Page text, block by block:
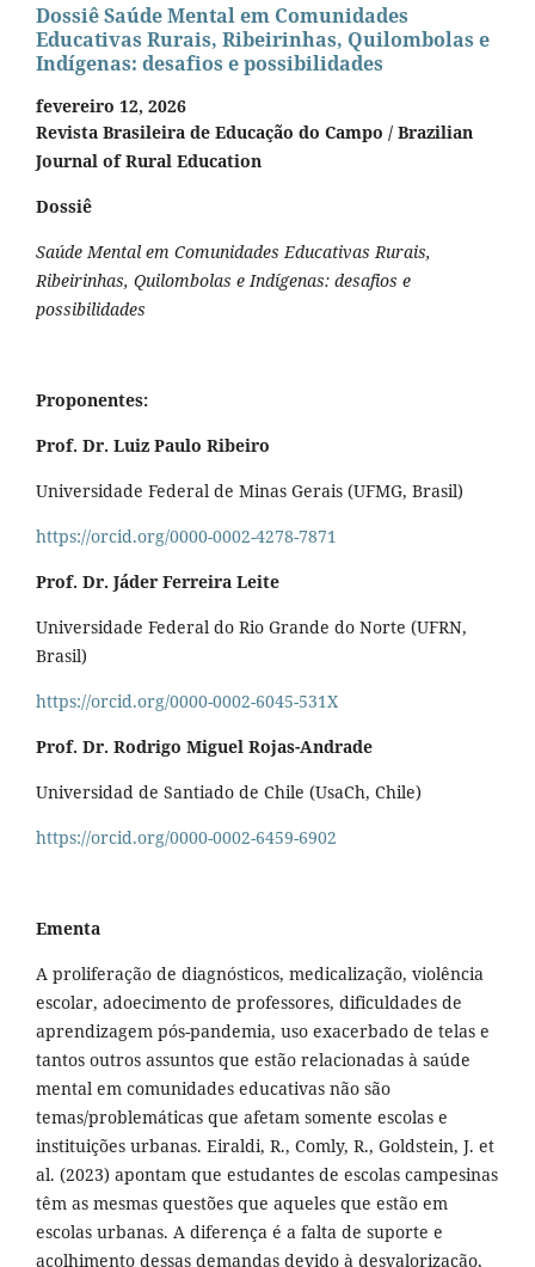
Dossiê Saúde Mental em Comunidades
Educativas Rurais, Ribeirinhas, Quilombolas e
Indígenas: desafios e possibilidades
fevereiro 12, 2026
Revista Brasileira de Educação do Campo / Brazilian
Journal of Rural Education
Dossiê
Saúde Mental em Comunidades Educativas Rurais,
Ribeirinhas, Quilombolas e Indígenas: desafios e
possibilidades
Proponentes:
Prof. Dr. Luiz Paulo Ribeiro
Universidade Federal de Minas Gerais (UFMG, Brasil)
https://orcid.org/0000-0002-4278-7871
Prof. Dr. Jáder Ferreira Leite
Universidade Federal do Rio Grande do Norte (UFRN,
Brasil)
https://orcid.org/0000-0002-6045-531X
Prof. Dr. Rodrigo Miguel Rojas-Andrade
Universidad de Santiado de Chile (UsaCh, Chile)
https://orcid.org/0000-0002-6459-6902
Ementa
A proliferação de diagnósticos, medicalização, violência
escolar, adoecimento de professores, dificuldades de
aprendizagem pós-pandemia, uso exacerbado de telas e
tantos outros assuntos que estão relacionadas à saúde
mental em comunidades educativas não são
temas/problemáticas que afetam somente escolas e
instituições urbanas. Eiraldi, R., Comly, R., Goldstein, J. et
al. (2023) apontam que estudantes de escolas campesinas
têm as mesmas questões que aqueles que estão em
escolas urbanas. A diferença é a falta de suporte e
acolhimento dessas demandas devido à desvalorização,